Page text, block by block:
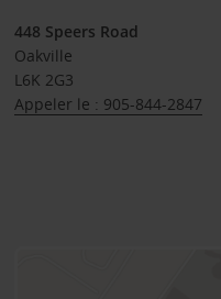
448 Speers Road
Oakville
L6K 2G3
Appeler le : 905-844-2847